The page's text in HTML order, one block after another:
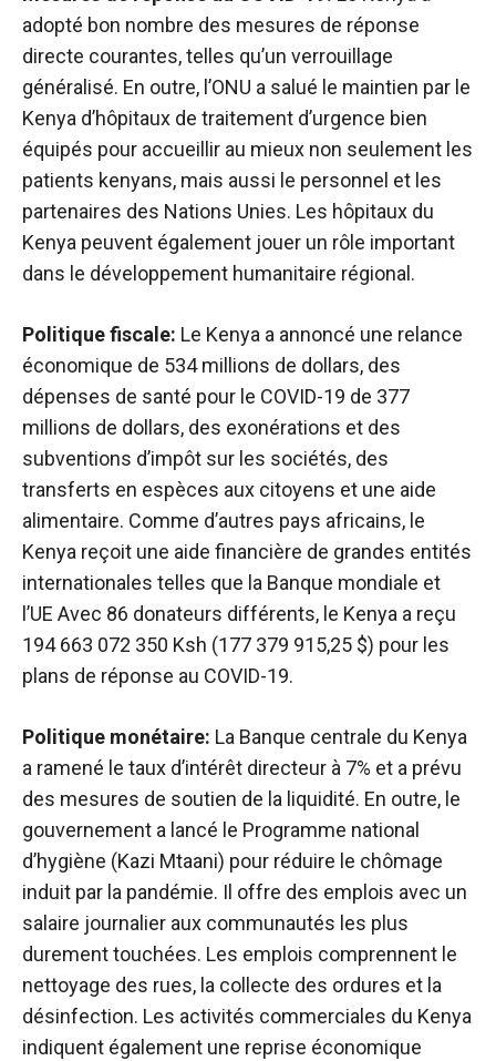
adopté bon nombre des mesures de réponse
directe courantes, telles qu’un verrouillage
généralisé. En outre, l’ONU a salué le maintien par le
Kenya d’hôpitaux de traitement d’urgence bien
équipés pour accueillir au mieux non seulement les
patients kenyans, mais aussi le personnel et les
partenaires des Nations Unies. Les hôpitaux du
Kenya peuvent également jouer un rôle important
dans le développement humanitaire régional.
Politique fiscale: Le Kenya a annoncé une relance
économique de 534 millions de dollars, des
dépenses de santé pour le COVID-19 de 377
millions de dollars, des exonérations et des
subventions d’impôt sur les sociétés, des
transferts en espèces aux citoyens et une aide
alimentaire. Comme d’autres pays africains, le
Kenya reçoit une aide financière de grandes entités
internationales telles que la Banque mondiale et
l’UE Avec 86 donateurs différents, le Kenya a reçu
194 663 072 350 Ksh (177 379 915,25 $) pour les
plans de réponse au COVID-19.
Politique monétaire: La Banque centrale du Kenya
a ramené le taux d’intérêt directeur à 7% et a prévu
des mesures de soutien de la liquidité. En outre, le
gouvernement a lancé le Programme national
d’hygiène (Kazi Mtaani) pour réduire le chômage
induit par la pandémie. Il offre des emplois avec un
salaire journalier aux communautés les plus
durement touchées. Les emplois comprennent le
nettoyage des rues, la collecte des ordures et la
désinfection. Les activités commerciales du Kenya
indiquent également une reprise économique